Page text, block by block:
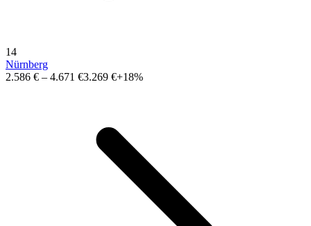
14
Nürnberg
2.586 € – 4.671 €3.269 €+18%